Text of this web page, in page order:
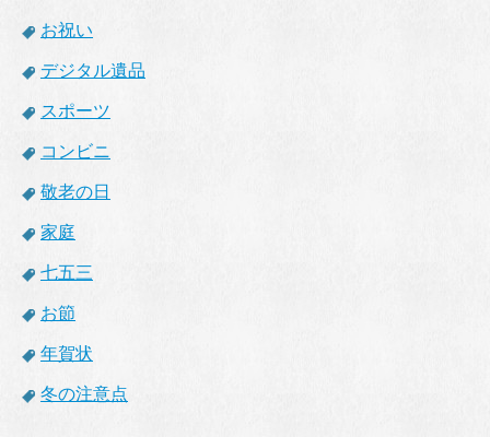
お祝い
デジタル遺品
スポーツ
コンビニ
敬老の日
家庭
七五三
お節
年賀状
冬の注意点